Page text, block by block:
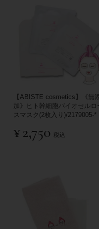
【ABISTE cosmetics】《無
加》ヒト幹細胞バイオセルロ
スマスク(2枚入り)/2179005-*
¥2,750 税込